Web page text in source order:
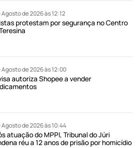
Agosto de 2026 às 12:12
protestam por segurança no Centro
Agosto de 2026 às 12:00
autoriza Shopee a vender
Agosto de 2026 às 10:44
atuação do MPPI, Tribunal do Júri
réu a 12 anos de prisão por homicídio